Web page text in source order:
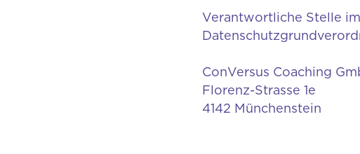
Verantwortliche Stelle
ConVersus Coaching
Florenz-Strasse 1e
4142 Münchenstein